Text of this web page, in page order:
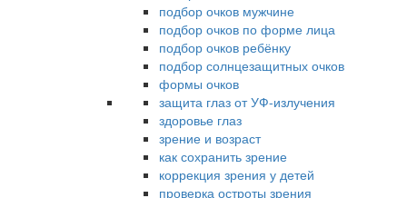
подбор очков мужчине
подбор очков по форме лица
подбор очков ребёнку
подбор солнцезащитных очков
формы очков
защита глаз от УФ-излучения
здоровье глаз
зрение и возраст
как сохранить зрение
коррекция зрения у детей
проверка остроты зрения